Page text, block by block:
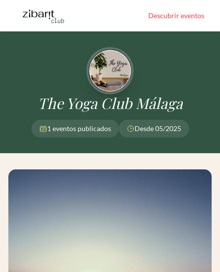
Descubrir eventos
The Yoga Club Málaga
1 eventos publicados Desde 05/2025